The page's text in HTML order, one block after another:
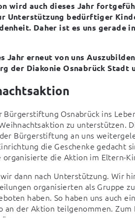
wird auch dieses Jahr
Unterstützung bedürftiger
Daher ist es uns
Jahr erneut von uns
der Diakonie Osnabrück Stadt
Bürgerstiftung Osnabrück ins
zu unterstützen.
Bürgerstiftung an uns
die Geschenke gedacht
organisierte die Aktion im Eltern-
dann nach Unterstützung. Wir
organisierten als Gruppe
haben. So haben uns auch
an der Aktion teilgenommen.